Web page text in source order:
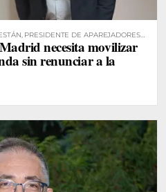
PRESIDENTE DE APAREJADORES
necesita movilizar
sin renunciar a la